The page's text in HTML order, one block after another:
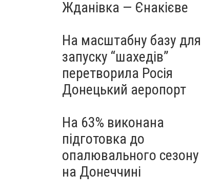
Жданівка — Єнакієве
На масштабну базу для
запуску “шахедів”
перетворила Росія
Донецький аеропорт
На 63% виконана
підготовка до
опалювального сезону
на Донеччині